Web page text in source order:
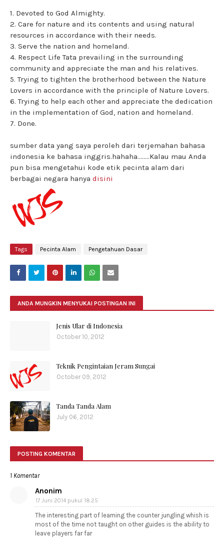
1. Devoted to God Almighty.
2. Care for nature and its contents and using natural
resources in accordance with their needs.
3. Serve the nation and homeland.
4. Respect Life Tata prevailing in the surrounding
community and appreciate the man and his relatives.
5. Trying to tighten the brotherhood between the Nature
Lovers in accordance with the principle of Nature Lovers.
6. Trying to help each other and appreciate the dedication
in the implementation of God, nation and homeland.
7. Done.
sumber data yang saya peroleh dari terjemahan bahasa
indonesia ke bahasa inggris.hahaha........Kalau mau Anda
pun bisa mengetahui kode etik pecinta alam dari
berbagai negara hanya disini
Tags Pecinta Alam Pengetahuan Dasar
ANDA MUNGKIN MENYUKAI POSTINGAN INI
Jenis Ular di Indonesia
October 10, 2012
Teknik Pengintaian Jeram Sungai
October 09, 2012
Tanda Tanda Alam
July 06, 2012
POSTING KOMENTAR
1 Komentar
Anonim
17 Juni 2014 pukul 18.25
The interesting part of learning the counter jungling whish is
most of the time not taught on other guides is the ability to
leave players far far